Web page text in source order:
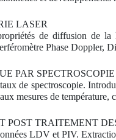
LASER
de diffusion de
Phase Doppler,
PAR
de spectroscopie.
mesures de température,
POST TRAITEMENT
LDV et PIV.